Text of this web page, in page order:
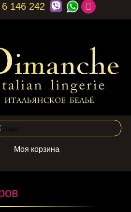
146 242
Моя корзина